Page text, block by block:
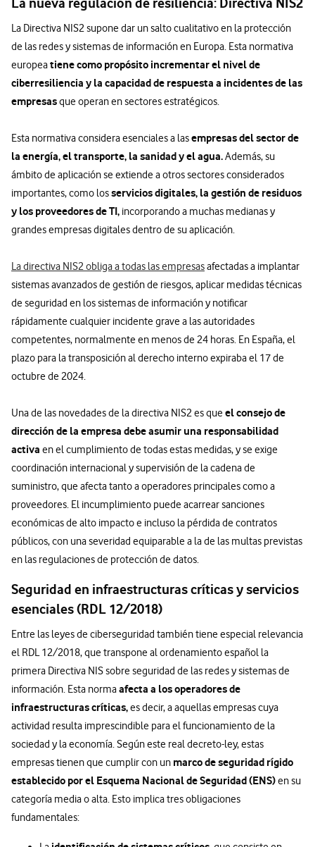
La Directiva NIS2 supone dar un salto cualitativo en la protección
de las redes y sistemas de información en Europa. Esta normativa
europeatiene como propósito incrementar el nivel de
ciberresiliencia y la capacidad de respuesta a incidentes de las
empresasque operan en sectores estratégicos.
Esta normativa considera esenciales a lasempresas del sector de
la energía, el transporte, la sanidad y el agua.Además, su
ámbito de aplicación se extiende a otros sectores considerados
importantes, como losservicios digitales, la gestión de residuos
y los proveedores de TI, incorporando a muchas medianas y
grandes empresas digitales dentro de su aplicación.
La directiva NIS2 obliga a todas las empresasafectadas a implantar
sistemas avanzados de gestión de riesgos, aplicar medidas técnicas
de seguridad en los sistemas de información y notificar
rápidamente cualquier incidente grave a las autoridades
competentes, normalmente en menos de 24 horas. En España, el
plazo para la transposición al derecho interno expiraba el 17 de
octubre de 2024.
Una de las novedades de la directiva NIS2 es queel consejo de
dirección de la empresa debe asumir una responsabilidad
activa en el cumplimiento de todas estas medidas, y se exige
coordinación internacional y supervisión de la cadena de
suministro, que afecta tanto a operadores principales como a
proveedores. El incumplimiento puede acarrear sanciones
económicas de alto impacto e incluso la pérdida de contratos
públicos, con una severidad equiparable a la de las multas previstas
en las regulaciones de protección de datos.
Seguridad en infraestructuras críticas y servicios
esenciales (RDL 12/2018)
Entre las leyes de ciberseguridad también tiene especial relevancia
el RDL 12/2018, que transpone al ordenamiento español la
primera Directiva NIS sobre seguridad de las redes y sistemas de
información. Esta normaafecta a los operadores de
infraestructuras críticas,es decir, a aquellas empresas cuya
actividad resulta imprescindible para el funcionamiento de la
sociedad y la economía. Según este real decreto-ley, estas
empresas tienen que cumplir con un marco de seguridad rígido
establecido por el Esquema Nacional de Seguridad (ENS)en su
categoría media o alta. Esto implica tres obligaciones
fundamentales: